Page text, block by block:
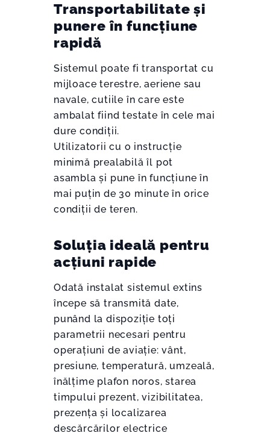
Transportabilitate și
punere în funcțiune
rapidă
Sistemul poate fi transportat cu
mijloace terestre, aeriene sau
navale, cutiile în care este
ambalat fiind testate în cele mai
dure condiții.
Utilizatorii cu o instrucție
minimă prealabilă îl pot
asambla și pune în funcțiune în
mai puțin de 30 minute în orice
condiții de teren.
Soluția ideală pentru
acțiuni rapide
Odată instalat sistemul extins
începe să transmită date,
punând la dispoziție toți
parametrii necesari pentru
operațiuni de aviație: vânt,
presiune, temperatură, umzeală,
înălțime plafon noros, starea
timpului prezent, vizibilitatea,
prezența și localizarea
descărcărilor electrice